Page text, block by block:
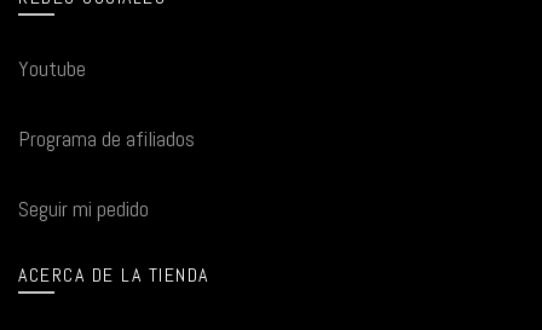
Youtube
Programa de afiliados
Seguir mi pedido
ACERCA DE LA TIENDA